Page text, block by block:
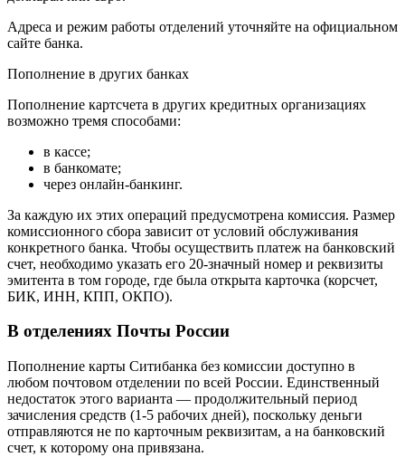
Адреса и режим работы отделений уточняйте на официальном
сайте банка.
Пополнение в других банках
Пополнение картсчета в других кредитных организациях
возможно тремя способами:
в кассе;
в банкомате;
через онлайн-банкинг.
За каждую их этих операций предусмотрена комиссия. Размер
комиссионного сбора зависит от условий обслуживания
конкретного банка. Чтобы осуществить платеж на банковский
счет, необходимо указать его 20-значный номер и реквизиты
эмитента в том городе, где была открыта карточка (корсчет,
БИК, ИНН, КПП, ОКПО).
В отделениях Почты России
Пополнение карты Ситибанка без комиссии доступно в
любом почтовом отделении по всей России. Единственный
недостаток этого варианта — продолжительный период
зачисления средств (1-5 рабочих дней), поскольку деньги
отправляются не по карточным реквизитам, а на банковский
счет, к которому она привязана.